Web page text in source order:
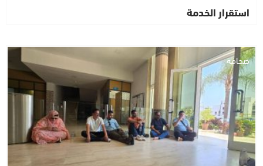
استقرار الخدمة
صحافة